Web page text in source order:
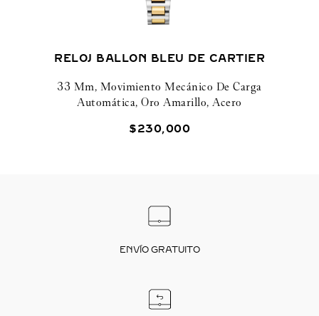
RELOJ BALLON BLEU DE CARTIER
33 Mm, Movimiento Mecánico De Carga
Automática, Oro Amarillo, Acero
$230,000
ENVÍO GRATUITO